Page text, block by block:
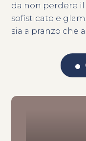
da non perdere
sofisticato e
sia a pranzo che